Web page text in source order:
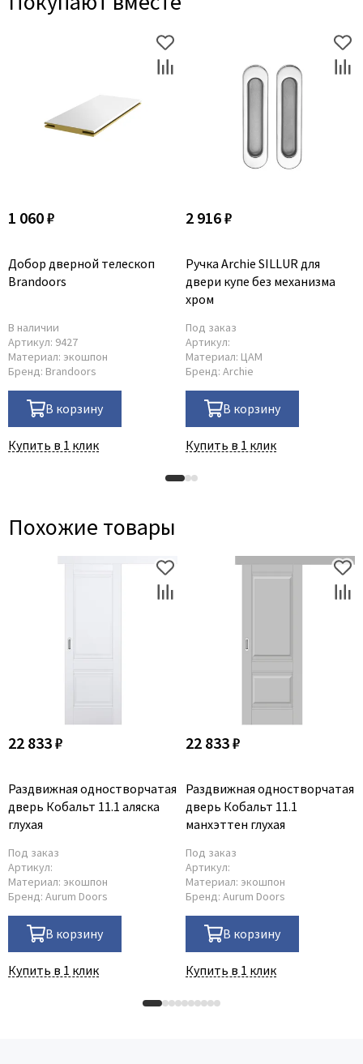
1 060 ₽
Добор дверной телескоп
Brandoors
В наличии
Артикул: 9427
Материал: экошпон
Бренд: Brandoors
В корзину
Купить в 1 клик
2 916 ₽
Ручка Archie SILLUR для
двери купе без механизма
хром
Под заказ
Артикул:
Материал: ЦАМ
Бренд: Archie
В корзину
Купить в 1 клик
Похожие товары
22 833 ₽
Раздвижная одностворчатая
дверь Кобальт 11.1 аляска
глухая
Под заказ
Артикул:
Материал: экошпон
Бренд: Aurum Doors
В корзину
Купить в 1 клик
22 833 ₽
Раздвижная одностворчатая
дверь Кобальт 11.1
манхэттен глухая
Под заказ
Артикул:
Материал: экошпон
Бренд: Aurum Doors
В корзину
Купить в 1 клик